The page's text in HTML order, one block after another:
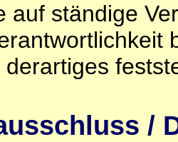
auf ständige
/